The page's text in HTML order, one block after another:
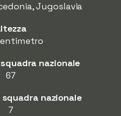
Jugoslavia
nazionale
67
nazionale
7